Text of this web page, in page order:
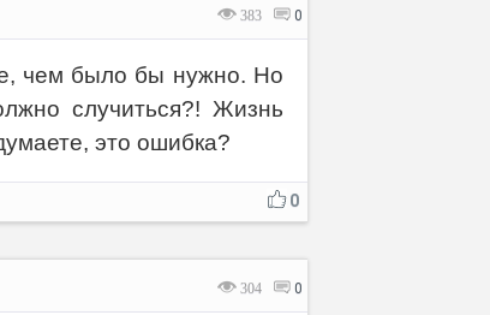
383 0
чем было бы нужно. Но
случиться?! Жизнь
это ошибка?
0
304 0